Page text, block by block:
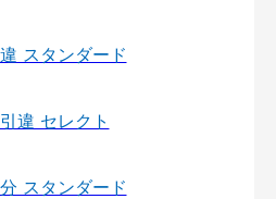
スタンダード
違 セレクト
スタンダード